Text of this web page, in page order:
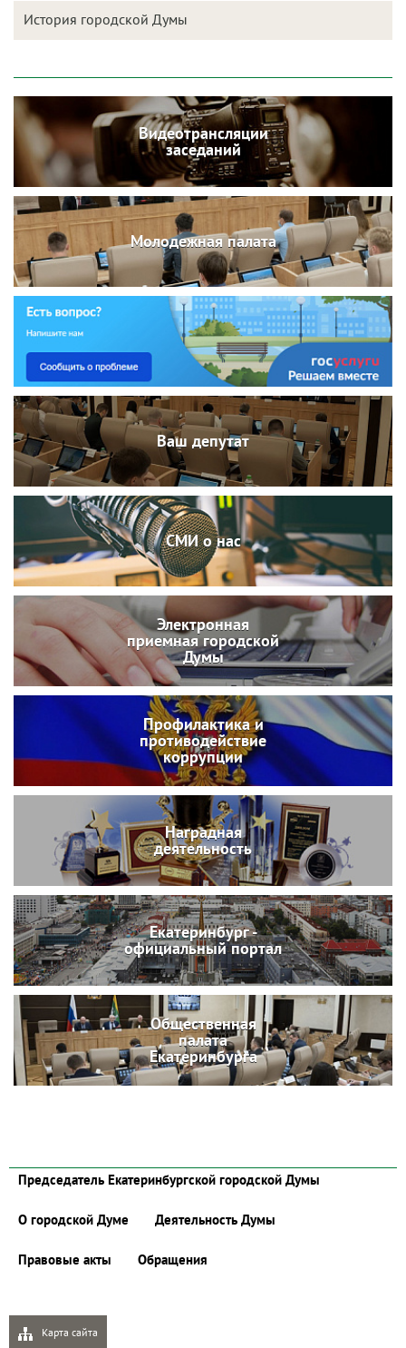
История городской Думы
Видеотрансляции
заседаний
Молодежная палата
Ваш депутат
СМИ о нас
Электронная
приемная городской
Думы
Профилактика и
противодействие
коррупции
Наградная
деятельность
Екатеринбург -
официальный портал
Общественная
палата
Екатеринбурга
Председатель Екатеринбургской городской Думы
О городской Думе Деятельность Думы
Правовые акты Обращения
Карта сайта